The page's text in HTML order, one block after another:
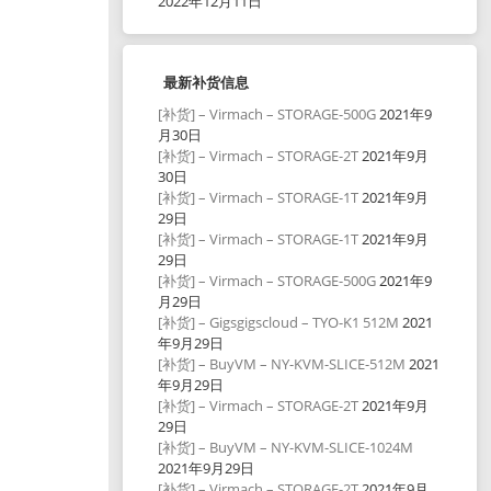
最新补货信息
[补货] – Virmach – STORAGE-500G2021年9
月30日
[补货] – Virmach – STORAGE-2T2021年9月
30日
[补货] – Virmach – STORAGE-1T2021年9月
29日
[补货] – Virmach – STORAGE-1T2021年9月
29日
[补货] – Virmach – STORAGE-500G2021年9
月29日
[补货] – Gigsgigscloud – TYO-K1 512M 2021
年9月29日
[补货] – BuyVM – NY-KVM-SLICE-512M 2021
年9月29日
[补货] – Virmach – STORAGE-2T2021年9月
29日
[补货] – BuyVM – NY-KVM-SLICE-1024M
2021年9月29日